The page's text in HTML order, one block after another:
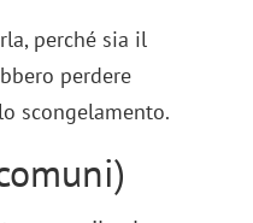
perché sia il
perdere
scongelamento.